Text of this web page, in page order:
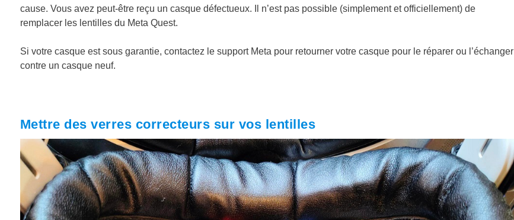
cause. Vous avez peut-être reçu un casque défectueux. Il n’est pas possible (simplement et officiellement) de
remplacer les lentilles du Meta Quest.
Si votre casque est sous garantie, contactez le support Meta pour retourner votre casque pour le réparer ou l’échanger
contre un casque neuf.
Mettre des verres correcteurs sur vos lentilles